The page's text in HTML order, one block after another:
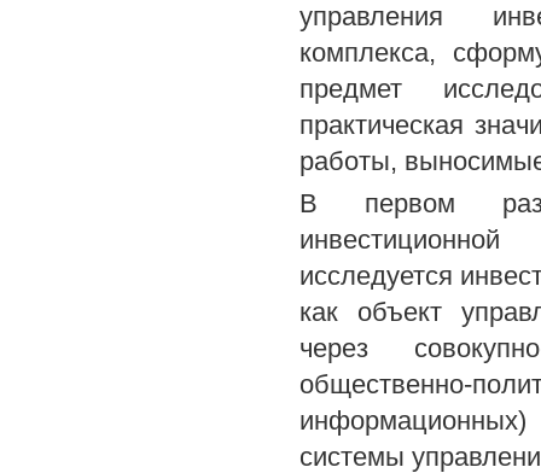
управления
комплекса,
предмет
практическая
работы,
В первом
исследуется
как объект
через
общественно-
системы